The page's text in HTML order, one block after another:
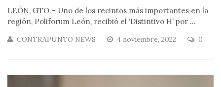
LEÓN, GTO.– Uno de los recintos más importantes en la
región, Poliforum León, recibió el ‘Distintivo H’ por ...
CONTRAPUNTO NEWS 4 noviembre, 2022 0